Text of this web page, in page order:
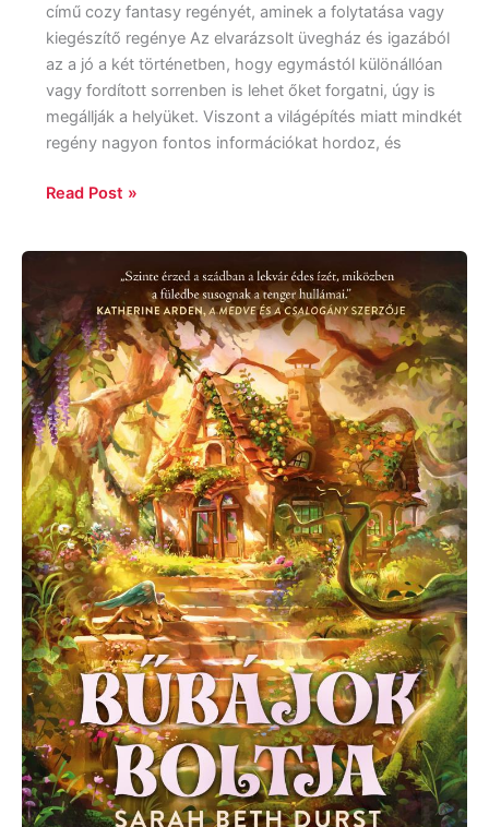
című cozy fantasy regényét, aminek a folytatása vagy
kiegészítő regénye Az elvarázsolt üvegház és igazából
az a jó a két történetben, hogy egymástól különállóan
vagy fordított sorrenben is lehet őket forgatni, úgy is
megállják a helyüket. Viszont a világépítés miatt mindkét
regény nagyon fontos információkat hordoz, és
Read Post »
Durst:
Bűbájok
boltja